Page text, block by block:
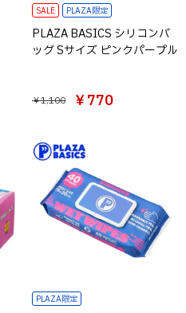
SALE PLAZA限定
PLAZA BASICS シリコンバ
ッグ Sサイズ ピンクパープル
￥1,100 ￥770
PLAZA限定